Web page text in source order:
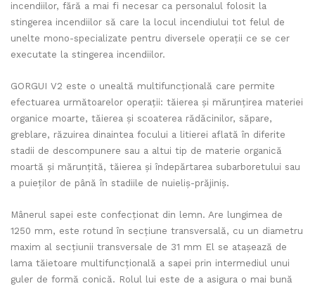
incendiilor, fără a mai fi necesar ca personalul folosit la
stingerea incendiilor să care la locul incendiului tot felul de
unelte mono-specializate pentru diversele operații ce se cer
executate la stingerea incendiilor.
GORGUI V2 este o unealtă multifuncțională care permite
efectuarea următoarelor operații: tăierea și mărunțirea materiei
organice moarte, tăierea și scoaterea rădăcinilor, săpare,
greblare, răzuirea dinaintea focului a litierei aflată în diferite
stadii de descompunere sau a altui tip de materie organică
moartă și mărunțită, tăierea și îndepărtarea subarboretului sau
a puieților de până în stadiile de nuieliș-prăjiniș.
Mânerul sapei este confecționat din lemn. Are lungimea de
1250 mm, este rotund în secțiune transversală, cu un diametru
maxim al secțiunii transversale de 31 mm El se atașează de
lama tăietoare multifuncțională a sapei prin intermediul unui
guler de formă conică. Rolul lui este de a asigura o mai bună